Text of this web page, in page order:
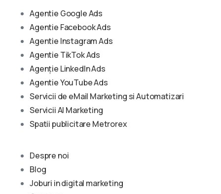
Agentie Google Ads
Agentie Facebook Ads
Agentie Instagram Ads
Agentie TikTok Ads
Agenție LinkedIn Ads
Agentie YouTube Ads
Servicii de eMail Marketing si Automatizari
Servicii AI Marketing
Spatii publicitare Metrorex
Despre noi
Blog
Joburi in digital marketing